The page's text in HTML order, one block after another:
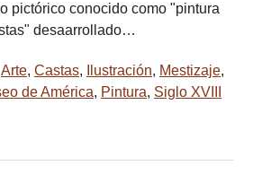
pictórico conocido como "pintura
desaarrollado…
Arte, Castas, Ilustración, Mestizaje,
de América, Pintura, Siglo XVIII